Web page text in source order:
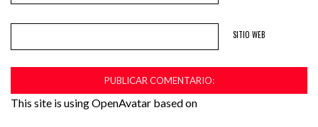
SITIO WEB
This site is using OpenAvatar based on